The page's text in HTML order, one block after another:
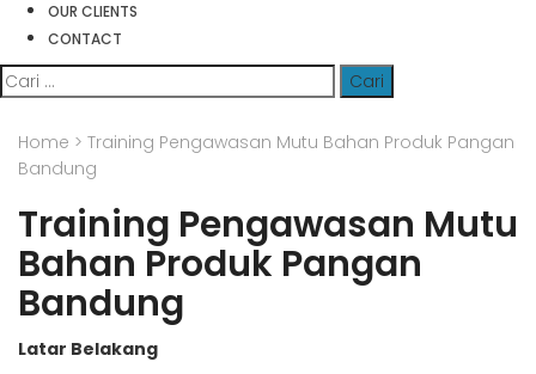
OUR CLIENTS
CONTACT
Cari
untuk:
Home > Training Pengawasan Mutu Bahan Produk Pangan
Bandung
Training Pengawasan Mutu
Bahan Produk Pangan
Bandung
Latar Belakang